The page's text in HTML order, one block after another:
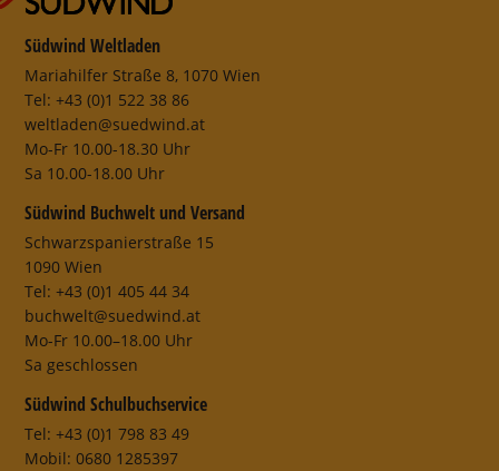
Südwind Weltladen
Mariahilfer Straße 8, 1070 Wien
Tel: +43 (0)1 522 38 86
weltladen@suedwind.at
Mo-Fr 10.00-18.30 Uhr
Sa 10.00-18.00 Uhr
Südwind Buchwelt und Versand
Schwarzspanierstraße 15
1090 Wien
Tel: +43 (0)1 405 44 34
buchwelt@suedwind.at
Mo-Fr 10.00–18.00 Uhr
Sa geschlossen
Südwind Schulbuchservice
Tel: +43 (0)1 798 83 49
Mobil: 0680 1285397